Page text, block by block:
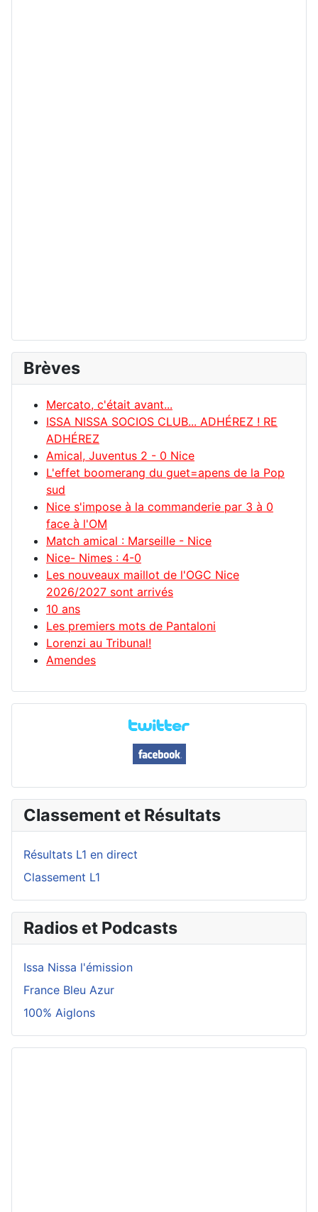
Brèves
Mercato, c'était avant...
ISSA NISSA SOCIOS CLUB... ADHÉREZ ! RE
ADHÉREZ
Amical, Juventus 2 - 0 Nice
L'effet boomerang du guet=apens de la Pop
sud
Nice s'impose à la commanderie par 3 à 0
face à l'OM
Match amical : Marseille - Nice
Nice- Nimes : 4-0
Les nouveaux maillot de l'OGC Nice
2026/2027 sont arrivés
10 ans
Les premiers mots de Pantaloni
Lorenzi au Tribunal!
Amendes
Classement et Résultats
Résultats L1 en direct
Classement L1
Radios et Podcasts
Issa Nissa l'émission
France Bleu Azur
100% Aiglons